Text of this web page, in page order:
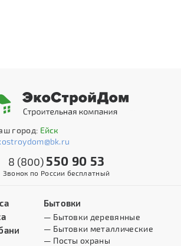
город: Ейск
8 (800) 550 90 53
Звонок по России бесплатный
Бытовки
— Бытовки деревянные
— Бытовки металлические
— Посты охраны